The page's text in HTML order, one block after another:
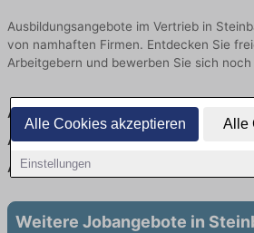
Alle Cookies akzeptieren Alle
Einstellungen
Ausbildungsangebote im Vertrieb in
von namhaften Firmen. Entdecken Sie
Arbeitgebern und bewerben Sie sich
Ausbildung in Steinbach am
Aktuell gibt es keine
Ausbildung in Steinbach am
Weitere Jobangebote in